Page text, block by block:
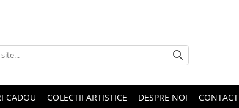
CADOU COLECTII ARTISTICE DESPRE NOI CONTACT